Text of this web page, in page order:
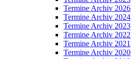
Termine Archiv 2026
Termine Archiv 2024
Termine Archiv 2023
Termine Archiv 2022
Termine Archiv 2021
Termine Archiv 2020